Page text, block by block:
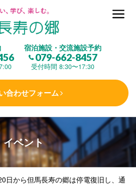
宿泊施設・交流施設予約
079-662-8457
受付時間 8:30〜17:30
合わせフォーム
イベント
日から但馬長寿の郷は停電復旧し、通